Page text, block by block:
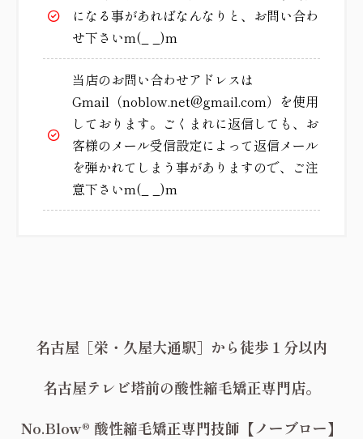
になる事があればなんなりと、お問い合わ
せ下さいm(_ _)m
当店のお問い合わせアドレスは
Gmail（noblow.net@gmail.com）を使用
しております。ごくまれに返信しても、お
客様のメール受信設定によって返信メール
を弾かれてしまう事がありますので、ご注
意下さいm(_ _)m
名古屋［栄・久屋大通駅］から徒歩１分以内
名古屋テレビ塔前の酸性縮毛矯正専門店。
No.Blow® 酸性縮毛矯正専門技師【ノーブロー】